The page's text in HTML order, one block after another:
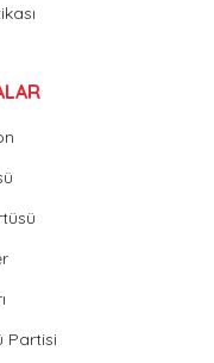
Partisi